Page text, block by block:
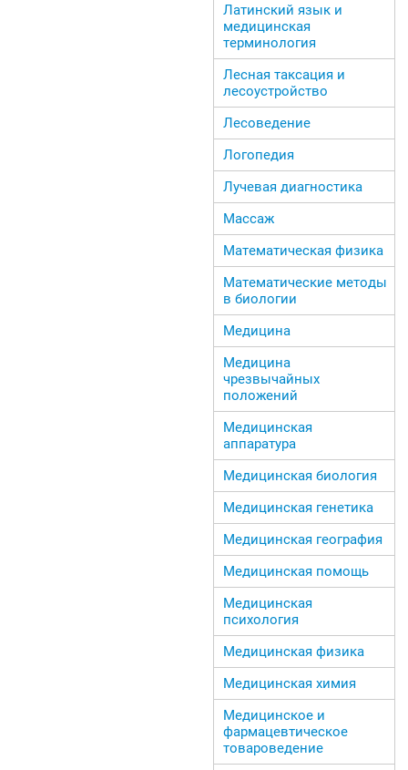
Латинский язык и
медицинская
терминология
Лесная таксация и
лесоустройство
Лесоведение
Логопедия
Лучевая диагностика
Массаж
Математическая физика
Математические методы
в биологии
Медицина
Медицина
чрезвычайных
положений
Медицинская
аппаратура
Медицинская биология
Медицинская генетика
Медицинская география
Медицинская помощь
Медицинская
психология
Медицинская физика
Медицинская химия
Медицинское и
фармацевтическое
товароведение